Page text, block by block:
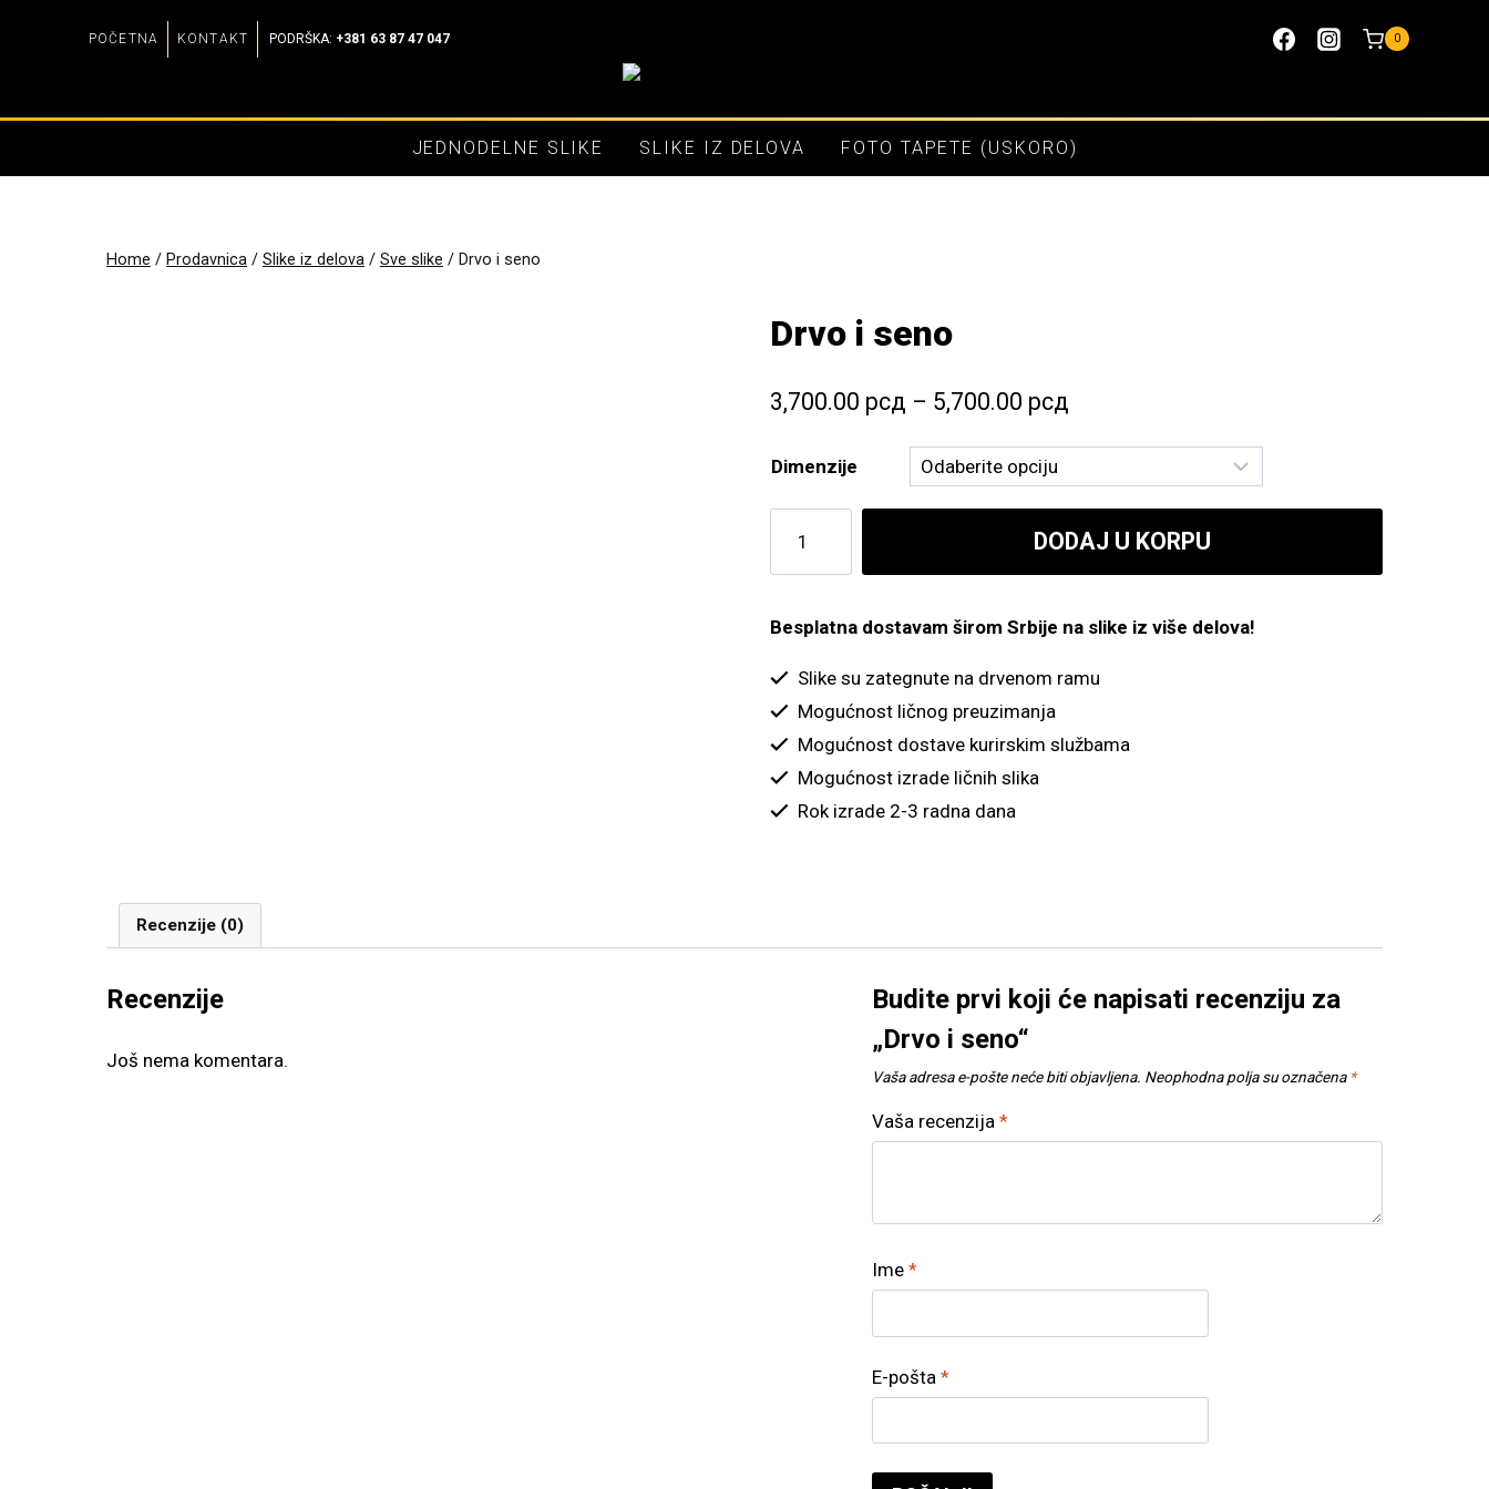
POČETNA KONTAKT PODRŠKA: +381 63 87 47 047 0
JEDNODELNE SLIKE SLIKE IZ DELOVA FOTO TAPETE (USKORO)
Home / Prodavnica / Slike iz delova / Sve slike / Drvo i seno
Drvo i seno
3,700.00 рсд – 5,700.00 рсд
3,700.00 рсд
do
Dimenzije
seno
DODAJ U KORPU
Besplatna dostavam širom Srbije na slike iz više delova!
Slike su zategnute na drvenom ramu
Mogućnost ličnog preuzimanja
Mogućnost dostave kurirskim službama
Mogućnost izrade ličnih slika
Rok izrade 2-3 radna dana
Recenzije (0)
Recenzije
Još nema komentara.
Budite prvi koji će napisati recenziju za
„Drvo i seno“
Vaša adresa e-pošte neće biti objavljena. Neophodna polja su označena *
Vaša recenzija*
Ime*
E-pošta*